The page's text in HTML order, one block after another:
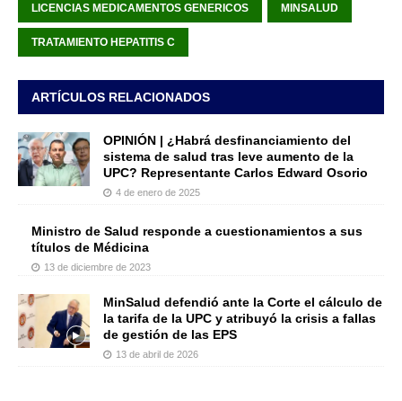
LICENCIAS MEDICAMENTOS GENERICOS MINSALUD
TRATAMIENTO HEPATITIS C
ARTÍCULOS RELACIONADOS
OPINIÓN | ¿Habrá desfinanciamiento del
sistema de salud tras leve aumento de la
UPC? Representante Carlos Edward Osorio
4 de enero de 2025
Ministro de Salud responde a cuestionamientos a sus
títulos de Médicina
13 de diciembre de 2023
MinSalud defendió ante la Corte el cálculo de
la tarifa de la UPC y atribuyó la crisis a fallas
de gestión de las EPS
13 de abril de 2026